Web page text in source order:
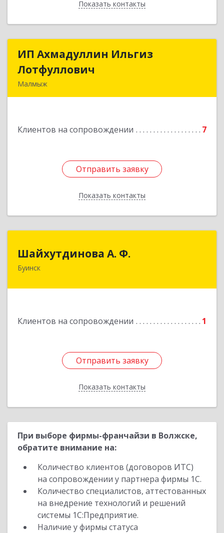
Показать контакты
Назад
ИП Ахмадуллин Ильгиз
Лотфуллович
Малмыж
Клиентов на сопровождении 7
Отправить заявку
Показать контакты
ИП Ахмадуллин Ильгиз
Подробнее
Отправить заявку
Назад
Шайхутдинова А. Ф.
Буинск
Клиентов на сопровождении 1
Отправить заявку
Показать контакты
Отправить заявку
Назад
При выборе фирмы-франчайзи в Волжске,
обратите внимание на:
Количество клиентов (договоров ИТС)
на сопровождении у партнера фирмы 1С.
Количество специалистов, аттестованных
на внедрение технологий и решений
системы 1С:Предприятие.
Наличие у фирмы статуса